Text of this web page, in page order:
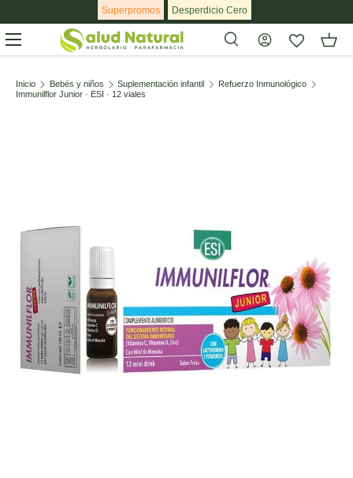
Ir al contenido
Superpromos Desperdicio Cero
Inicio Bebés y niños Suplementación infantil
Refuerzo Inmunológico
Immunilflor Junior · ESI · 12 viales